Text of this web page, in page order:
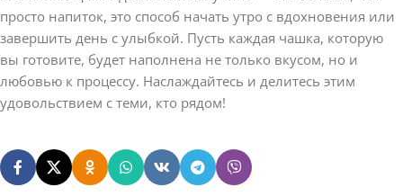
просто напиток, это способ начать утро с вдохновения или
завершить день с улыбкой. Пусть каждая чашка, которую
вы готовите, будет наполнена не только вкусом, но и
любовью к процессу. Наслаждайтесь и делитесь этим
удовольствием с теми, кто рядом!